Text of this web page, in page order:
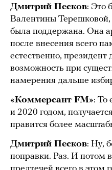
Дмитрий Песков: Это
Валентины Терешковой,
была поддержана. Она
после внесения всего
естественно,
возможность при
намерения дальше
«Коммерсант FM»: То
и 2020 годом,
правится более
Дмитрий Песков: Ну,
поправки. Раз. И потом